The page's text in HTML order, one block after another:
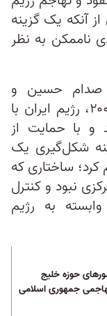
آنکه یک گزینه
ناممکن به نظر
صدام حسین و
فروپاشی نهادهای دولتی در سال ۲۰۰۳، رژیم ایران با
و با حمایت از
شکل‌گیری یک
کرد؛ ساختاری که
نبود و کنترل
به رژیم
حوزه خلیج
جمهوری اسلامی